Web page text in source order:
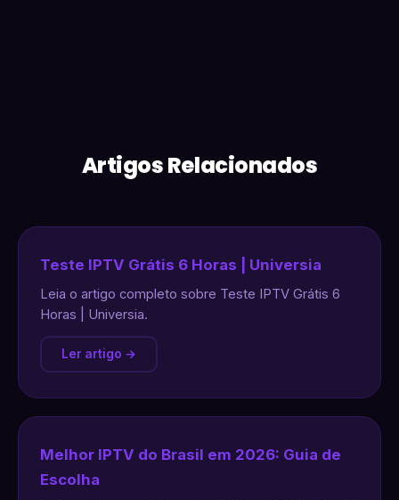
Artigos Relacionados
Teste IPTV Grátis 6 Horas | Universia
Leia o artigo completo sobre Teste IPTV Grátis 6
Horas | Universia.
Ler artigo →
Melhor IPTV do Brasil em 2026: Guia de
Escolha